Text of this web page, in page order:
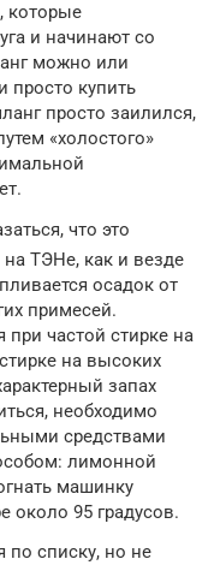
которые
и начинают со
можно или
просто купить
просто заилился,
«холостого»
что это
ТЭНе, как и везде
осадок от
примесей.
при частой стирке на
на высоких
запах
необходимо
средствами
лимонной
машинку
около 95 градусов.
по списку, но не